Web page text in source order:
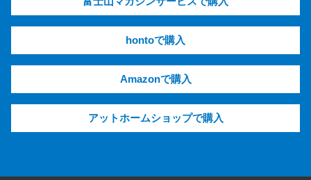
hontoで購入
Amazonで購入
アットホームショップで購入